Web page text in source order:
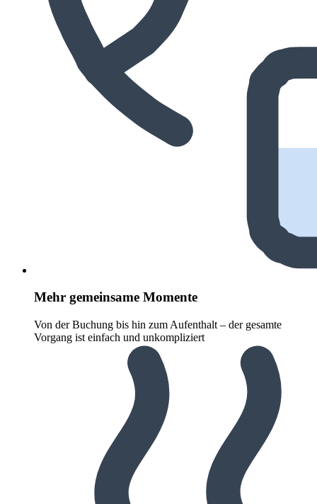
Mehr gemeinsame Momente
Von der Buchung bis hin zum Aufenthalt – der gesamte
Vorgang ist einfach und unkompliziert